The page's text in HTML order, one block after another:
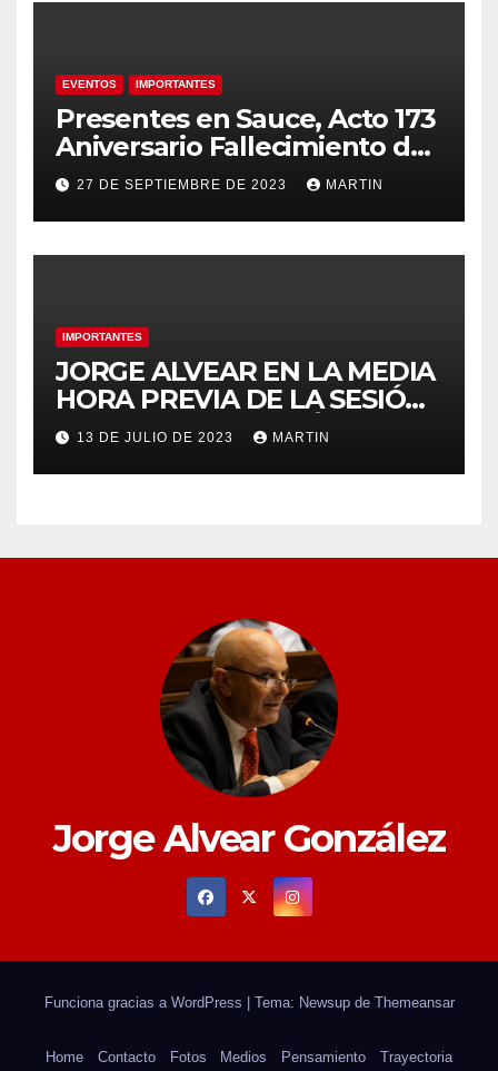
EVENTOS IMPORTANTES
Presentes en Sauce, Acto 173
Aniversario Fallecimiento de
José Artigas
27 DE SEPTIEMBRE DE 2023 MARTIN
IMPORTANTES
JORGE ALVEAR EN LA MEDIA
HORA PREVIA DE LA SESIÓN
ORDINARIA DEL MIÉRCOLES
12 DE JULIO
13 DE JULIO DE 2023 MARTIN
Jorge Alvear González
Funciona gracias a WordPress Tema: Newsup de Themeansar
Home Contacto Fotos Medios Pensamiento Trayectoria